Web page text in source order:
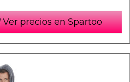
Ver precios en Spartoo